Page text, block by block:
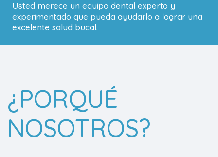
Usted merece un equipo dental experto y
experimentado que pueda ayudarlo a lograr una
excelente salud bucal.
¿PORQUÉ
NOSOTROS?